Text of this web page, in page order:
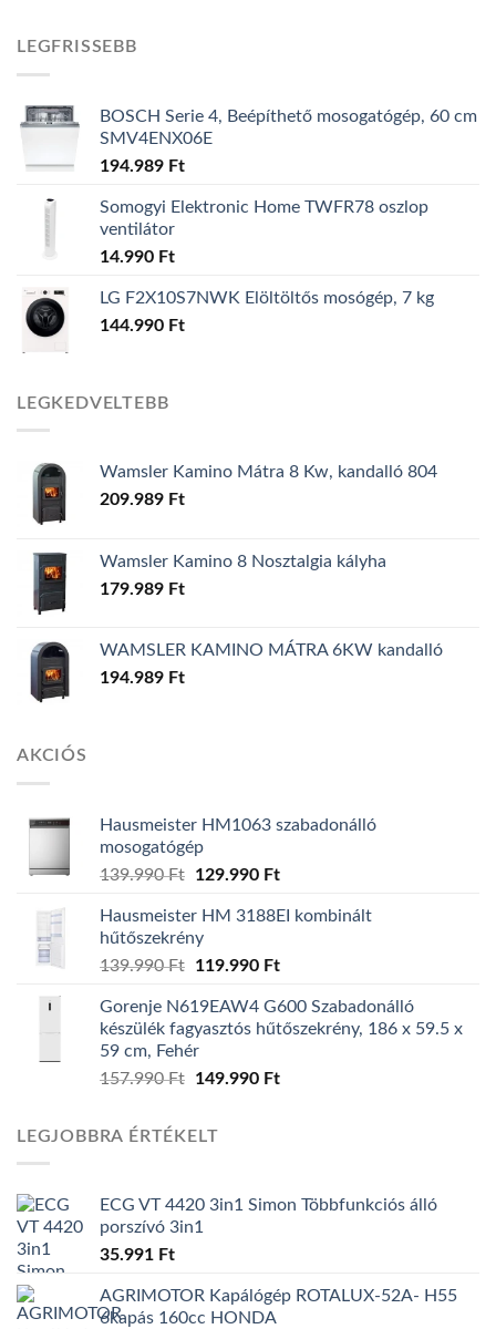
LEGFRISSEBB
BOSCH Serie 4, Beépíthető mosogatógép, 60 cm
SMV4ENX06E
194.989 Ft
Somogyi Elektronic Home TWFR78 oszlop
ventilátor
14.990 Ft
LG F2X10S7NWK Elöltöltős mosógép, 7 kg
144.990 Ft
LEGKEDVELTEBB
Wamsler Kamino Mátra 8 Kw, kandalló 804
209.989 Ft
Wamsler Kamino 8 Nosztalgia kályha
179.989 Ft
WAMSLER KAMINO MÁTRA 6KW kandalló
194.989 Ft
AKCIÓS
Hausmeister HM1063 szabadonálló
mosogatógép
139.990Ft
Original
was:
139.990 Ft.
129.990 FtCurrent
is:
Hausmeister HM 3188EI kombinált
hűtőszekrény
139.990Ft
Original
was:
139.990 Ft.
119.990 FtCurrent
is:
119.990 Ft.
Gorenje N619EAW4 G600 Szabadonálló
készülék fagyasztós hűtőszekrény, 186 x 59.5 x
59 cm, Fehér
157.990Ft
Original
149.990 FtCurrent
LEGJOBBRA ÉRTÉKELT
ECG VT 4420 3in1 Simon Többfunkciós álló
porszívó 3in1
35.991 Ft
AGRIMOTOR Kapálógép ROTALUX-52A- H55
6kapás 160cc HONDA